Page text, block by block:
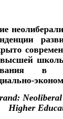
высшей
в
Higher